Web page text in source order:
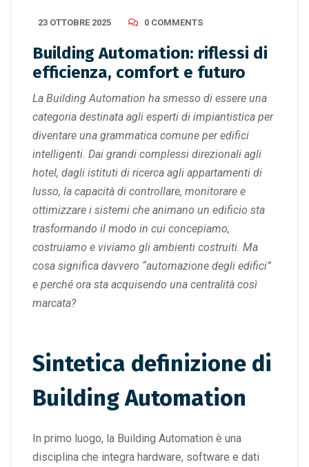
23 OTTOBRE 2025 0 COMMENTS
Building Automation: riflessi di
efficienza, comfort e futuro
La Building Automation ha smesso di essere una
categoria destinata agli esperti di impiantistica per
diventare una grammatica comune per edifici
intelligenti. Dai grandi complessi direzionali agli
hotel, dagli istituti di ricerca agli appartamenti di
lusso, la capacità di controllare, monitorare e
ottimizzare i sistemi che animano un edificio sta
trasformando il modo in cui concepiamo,
costruiamo e viviamo gli ambienti costruiti. Ma
cosa significa davvero “automazione degli edifici”
e perché ora sta acquisendo una centralità così
marcata?
Sintetica definizione di
Building Automation
In primo luogo, la Building Automation è una
disciplina che integra hardware, software e dati